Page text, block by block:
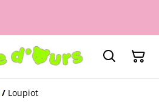
/ Loupiot